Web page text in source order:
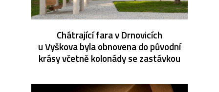
Chátrající fara v Drnovicích
u Vyškova byla obnovena do původní
krásy včetně kolonády se zastávkou